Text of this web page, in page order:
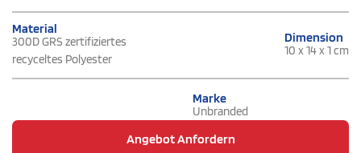
Material
300D GRS zertifiziertes
recyceltes Polyester
Dimension
10 x 14 x 1 cm
Marke
Unbranded
Angebot Anfordern